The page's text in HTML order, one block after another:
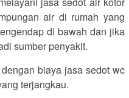
air di rumah yang
di bawah dan jika
sumber penyakit.
biaya jasa sedot wc
terjangkau.